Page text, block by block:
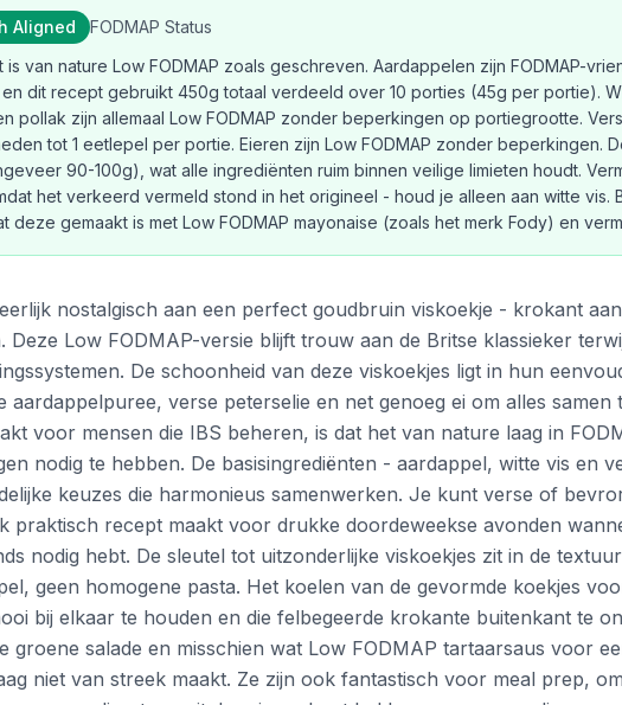
Aligned
FODMAP Status
is van nature Low FODMAP zoals geschreven. Aardappelen zijn FODMAP-
dit recept gebruikt 450g totaal verdeeld over 10 porties (45g per portie).
pollak zijn allemaal Low FODMAP zonder beperkingen op portiegrootte.
tot 1 eetlepel per portie. Eieren zijn Low FODMAP zonder beperkingen.
90-100g), wat alle ingrediënten ruim binnen veilige limieten houdt.
het verkeerd vermeld stond in het origineel - houd je alleen aan witte vis.
deze gemaakt is met Low FODMAP mayonaise (zoals het merk Fody) en
nostalgisch aan een perfect goudbruin viskoekje - krokant
Deze Low FODMAP-versie blijft trouw aan de Britse klassieker
De schoonheid van deze viskoekjes ligt in hun
aardappelpuree, verse peterselie en net genoeg ei om alles
voor mensen die IBS beheren, is dat het van nature laag in
nodig te hebben. De basisingrediënten - aardappel, witte vis en
keuzes die harmonieus samenwerken. Je kunt verse of
praktisch recept maakt voor drukke doordeweekse avonden
nodig hebt. De sleutel tot uitzonderlijke viskoekjes zit in de
geen homogene pasta. Het koelen van de gevormde koekjes
bij elkaar te houden en die felbegeerde krokante buitenkant te
groene salade en misschien wat Low FODMAP tartaarsaus voor
niet van streek maakt. Ze zijn ook fantastisch voor meal prep,